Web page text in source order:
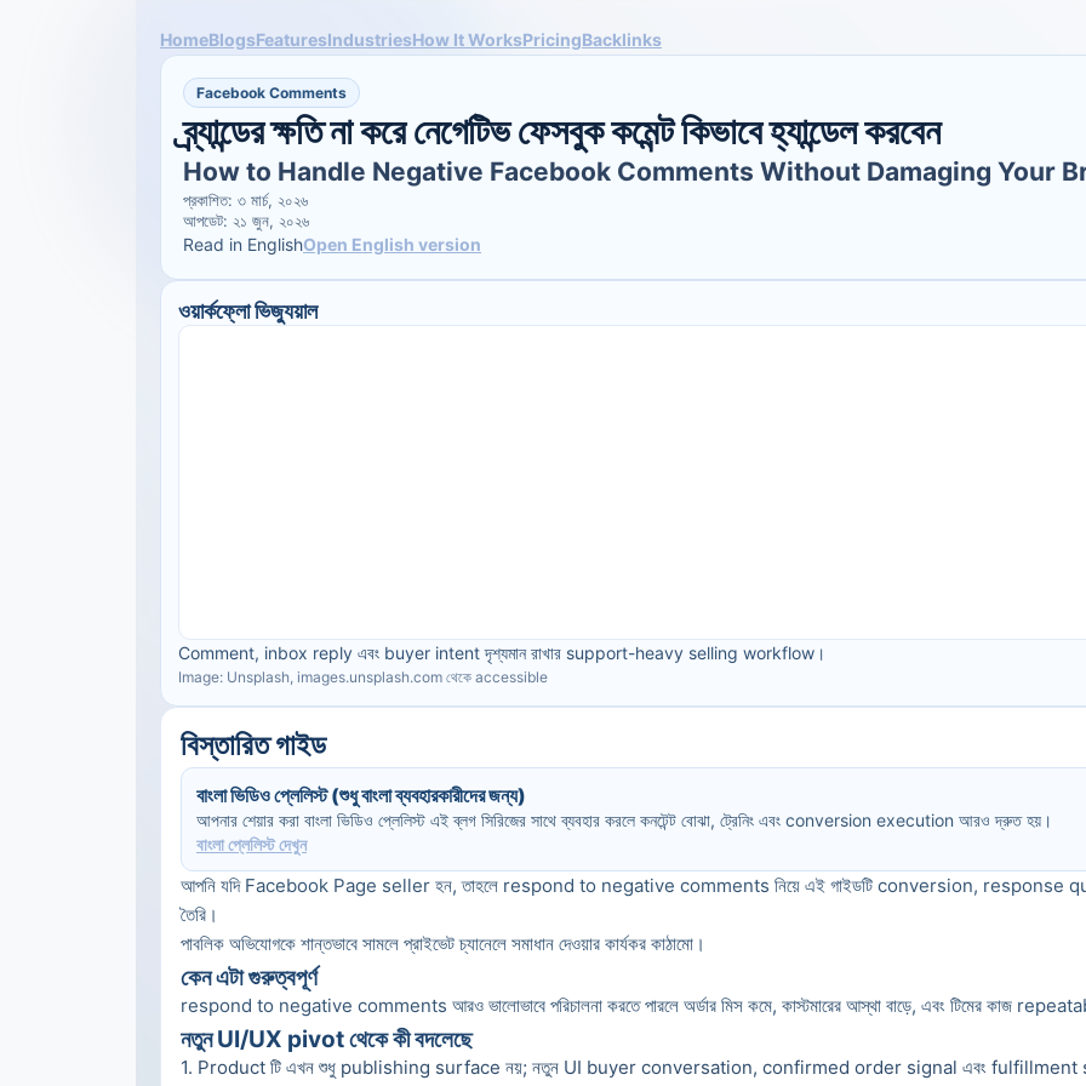
HomeBlogsFeaturesIndustriesHow It WorksPricingBacklinks
Facebook Comments
ব্র্যান্ডের ক্ষতি না করে নেগেটিভ ফেসবুক কমেন্ট কিভাবে হ্যান্ডেল করবেন
How to Handle Negative Facebook Comments Without Damaging Your
প্রকাশিত: ৩ মার্চ, ২০২৬
আপডেট: ২১ জুন, ২০২৬
Read in EnglishOpen English version
ওয়ার্কফ্লো ভিজ্যুয়াল
Comment, inbox reply এবং buyer intent দৃশ্যমান রাখার support-heavy selling workflow।
Image: Unsplash, images.unsplash.com থেকে accessible
বিস্তারিত গাইড
বাংলা ভিডিও প্লেলিস্ট (শুধু বাংলা ব্যবহারকারীদের জন্য)
আপনার শেয়ার করা বাংলা ভিডিও প্লেলিস্ট এই ব্লগ সিরিজের সাথে ব্যবহার করলে কনটেন্ট বোঝা, ট্রেনিং এবং conversion execution আরও দ্রুত হয়।
বাংলা প্লেলিস্ট দেখুন
আপনি যদি Facebook Page seller হন, তাহলে respond to negative comments নিয়ে এই গাইডটি conversion, response
তৈরি।
পাবলিক অভিযোগকে শান্তভাবে সামলে প্রাইভেট চ্যানেলে সমাধান দেওয়ার কার্যকর কাঠামো।
কেন এটা গুরুত্বপূর্ণ
respond to negative comments আরও ভালোভাবে পরিচালনা করতে পারলে অর্ডার মিস কমে, কাস্টমারের আস্থা বাড়ে, এবং টিমের কাজ
নতুন UI/UX pivot থেকে কী বদলেছে
1. Product টি এখন শুধু publishing surface নয়; নতুন UI buyer conversation, confirmed order signal এবং fulfillment